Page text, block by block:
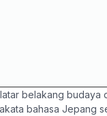
belakang budaya
bahasa Jepang